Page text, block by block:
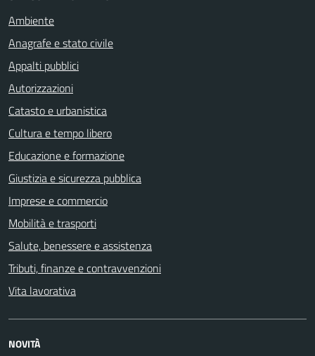
Ambiente
Anagrafe e stato civile
Appalti pubblici
Autorizzazioni
Catasto e urbanistica
Cultura e tempo libero
Educazione e formazione
Giustizia e sicurezza pubblica
Imprese e commercio
Mobilità e trasporti
Salute, benessere e assistenza
Tributi, finanze e contravvenzioni
Vita lavorativa
NOVITÀ